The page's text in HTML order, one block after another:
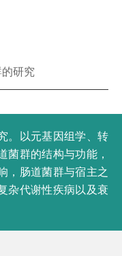
研究
。以元基因组学、转
菌群的结构与功能，
，肠道菌群与宿主之
杂代谢性疾病以及衰